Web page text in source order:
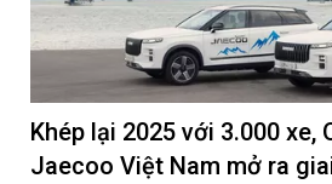
Khép lại 2025 với 3.000 xe,
Jaecoo Việt Nam mở ra